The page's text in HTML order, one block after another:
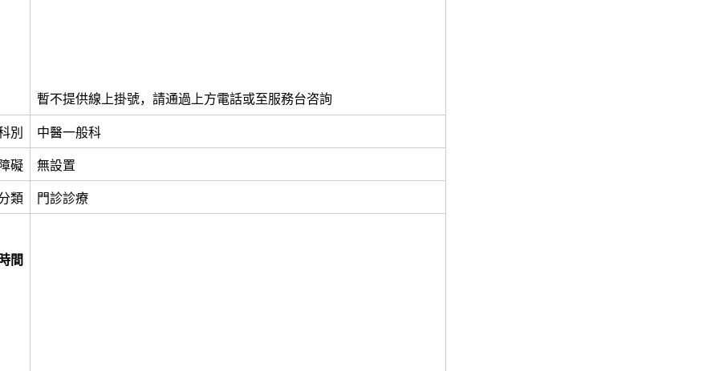
暫不提供線上掛號，請通過上方電話或至服務台咨詢
別 中醫一般科
礙 無設置
類 門診診療
間